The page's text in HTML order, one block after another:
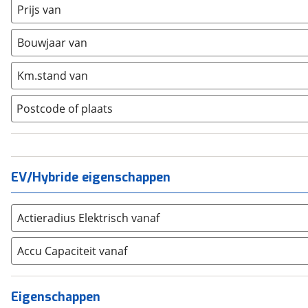
Ford (1073)
Hyundai (272
Kia (752)
Mazda (196 )
Mercedes-Benz
Mini (118)
Nissan
Opel (554)
Peugeot (795)
Renault (693)
Seat (197
SKODA (269)
Suzuki (202)
Toyota (1056)
Volkswagen (930
Prijs van
Bouwjaar van
Km.stand van
Postcode of plaats
EV/Hybride eigenschappen
Actieradius Elektrisch vanaf
Accu Capaciteit vanaf
Eigenschappen